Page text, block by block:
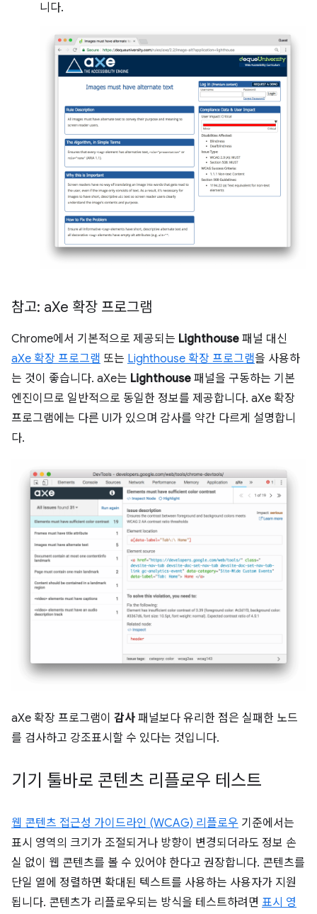
니다.
참고: aXe 확장 프로그램
Chrome에서 기본적으로 제공되는 Lighthouse 패널 대신
aXe 확장 프로그램 또는 Lighthouse 확장 프로그램을 사용하
는 것이 좋습니다. aXe는 Lighthouse 패널을 구동하는 기본
엔진이므로 일반적으로 동일한 정보를 제공합니다. aXe 확장
프로그램에는 다른 UI가 있으며 감사를 약간 다르게 설명합니
다.
aXe 확장 프로그램이 감사 패널보다 유리한 점은 실패한 노드
를 검사하고 강조표시할 수 있다는 것입니다.
기기 툴바로 콘텐츠 리플로우 테스트
웹 콘텐츠 접근성 가이드라인 (WCAG) 리플로우 기준에서는
표시 영역의 크기가 조절되거나 방향이 변경되더라도 정보 손
실 없이 웹 콘텐츠를 볼 수 있어야 한다고 권장합니다. 콘텐츠를
단일 열에 정렬하면 확대된 텍스트를 사용하는 사용자가 지원
됩니다. 콘텐츠가 리플로우되는 방식을 테스트하려면 표시 영